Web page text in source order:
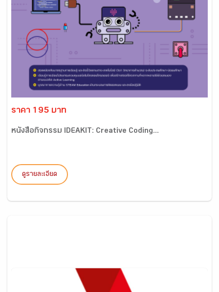
ราคา 195 บาท
หนังสือกิจกรรม IDEAKIT: Creative Coding...
ดูรายละเอียด